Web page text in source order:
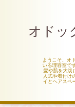
オド
ようこそ、オ
いる理容室で
髪や肌を大切
人式や着付け
イとヘアスペ